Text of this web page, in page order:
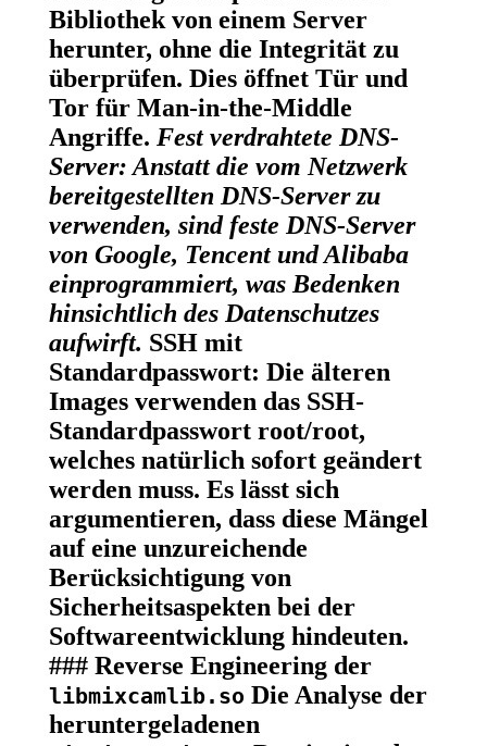
Bibliothek von einem Server
herunter, ohne die Integrität zu
überprüfen. Dies öffnet Tür und
Tor für Man-in-the-Middle
Angriffe. Fest verdrahtete DNS-
Server: Anstatt die vom Netzwerk
bereitgestellten DNS-Server zu
verwenden, sind feste DNS-Server
von Google, Tencent und Alibaba
einprogrammiert, was Bedenken
hinsichtlich des Datenschutzes
aufwirft. SSH mit
Standardpasswort: Die älteren
Images verwenden das SSH-
Standardpasswort root/root,
welches natürlich sofort geändert
werden muss. Es lässt sich
argumentieren, dass diese Mängel
auf eine unzureichende
Berücksichtigung von
Sicherheitsaspekten bei der
Softwareentwicklung hindeuten.
### Reverse Engineering der
libmixcamlib.so Die Analyse der
heruntergeladenen